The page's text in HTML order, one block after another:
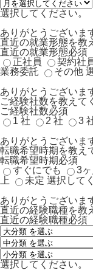
選択してください。
ありがとうございま
直近の就業形態を教
直近の就業形態必須
正社員
契約社
業務委託
その他
ありがとうございま
ご経験社数を教えて
ご経験社数必須
1 社
2 社 3
ありがとうございま
転職希望時期を教え
転職希望時期必須
すぐにでも
3
上
未定 選択して
ありがとうございま
直近の経験職種を教
直近の経験職種必須
選択してください。